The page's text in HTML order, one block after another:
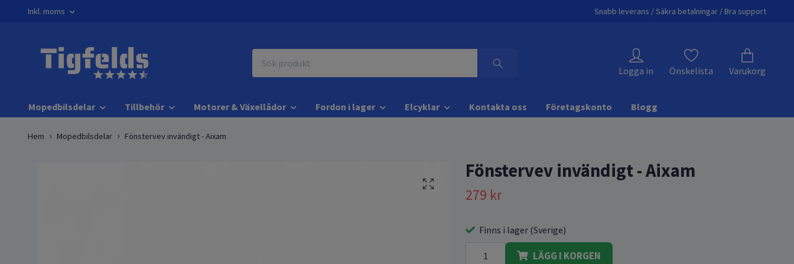
Inkl. moms Snabb leverans / Säkra betalningar / Bra support
Logga in Önskelista Varukorg
Mopedbilsdelar Tillbehör Motorer & Växellådor Fordon i lager Elcyklar Kontakta oss Företagskonto Blogg
Hem Mopedbilsdelar Fönstervev invändigt - Aixam
Fönstervev invändigt - Aixam
279 kr
Finns i lager (Sverige)
LÄGG I KORGEN